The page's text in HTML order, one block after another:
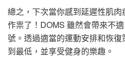
總之，下次當你感到延遲性肌
作祟了！DOMS 雖然會帶來不
號。透過適當的運動安排和恢
到最低，並享受健身的樂趣。